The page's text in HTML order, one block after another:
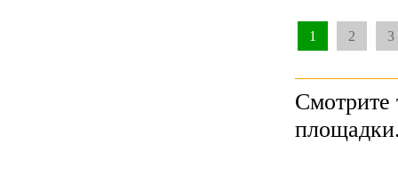
1 2 3
Смотрите